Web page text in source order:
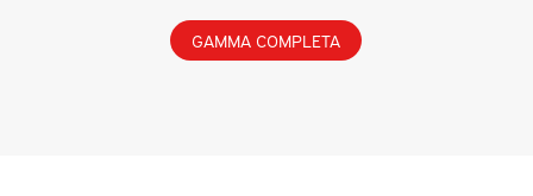
GAMMA COMPLETA